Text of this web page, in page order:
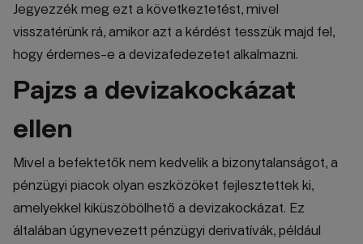
Jegyezzék meg ezt a következtetést, mivel
visszatérünk rá, amikor azt a kérdést tesszük majd fel,
hogy érdemes-e a devizafedezetet alkalmazni.
Pajzs a devizakockázat
ellen
Mivel a befektetők nem kedvelik a bizonytalanságot, a
pénzügyi piacok olyan eszközöket fejlesztettek ki,
amelyekkel kiküszöbölhető a devizakockázat. Ez
általában úgynevezett pénzügyi derivatívák, például